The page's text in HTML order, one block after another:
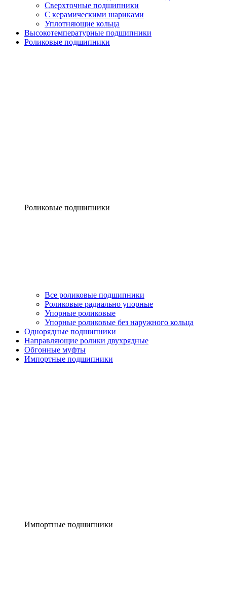
Сверхточные подшипники
С керамическими шариками
Уплотняющие кольца
Высокотемпературные подшипники
Роликовые подшипники
Роликовые подшипники
Все роликовые подшипники
Роликовые радиально упорные
Упорные роликовые
Упорные роликовые без наружного кольца
Однорядные подшипники
Направляющие ролики двухрядные
Обгонные муфты
Импортные подшипники
Импортные подшипники